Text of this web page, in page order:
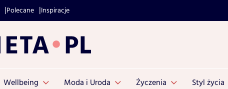
Polecane Inspiracje
Wellbeing Moda i Uroda Życzenia Styl życia